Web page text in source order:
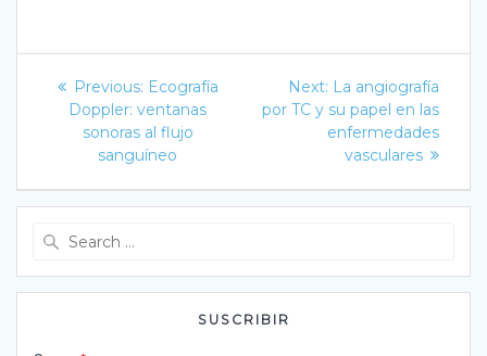
Navegación
entradas
Previous: Previous
post:
Ecografía
Doppler: ventanas
sonoras al flujo
sanguíneo
Next: Next
post:
La angiografía
por TC y su papel en las
enfermedades
vasculares
SUSCRIBIR